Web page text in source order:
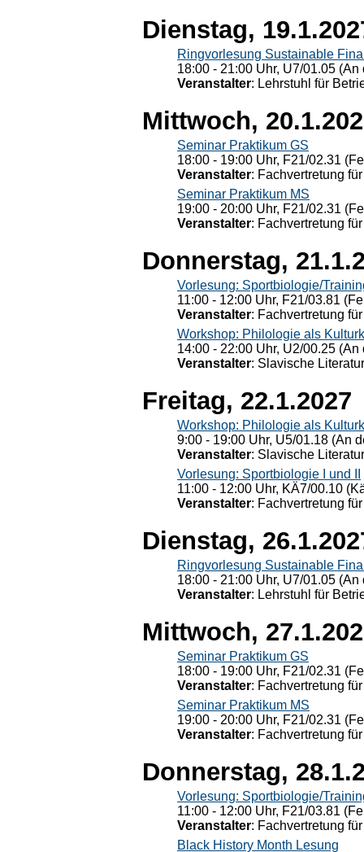
Dienstag,
Ringvorlesung Sustainable
18:00 - 21:00 Uhr, U7/01.05
Veranstalter: Lehrstuhl für
Mittwoch,
Seminar Praktikum GS
18:00 - 19:00 Uhr, F21/02.31
Veranstalter: Fachvertretung
Seminar Praktikum MS
19:00 - 20:00 Uhr, F21/02.31
Veranstalter: Fachvertretung
Donnerstag,
Vorlesung: Sportbiologie/
11:00 - 12:00 Uhr, F21/03.81
Veranstalter: Fachvertretung
Workshop: Philologie als
14:00 - 22:00 Uhr, U2/00.25
Veranstalter: Slavische
Freitag, 22.1.2027
Workshop: Philologie als
9:00 - 19:00 Uhr, U5/01.18 (An
Veranstalter: Slavische
Vorlesung: Sportbiologie I und II
11:00 - 12:00 Uhr, KÄ7/00.10
Veranstalter: Fachvertretung
Dienstag,
Ringvorlesung Sustainable
18:00 - 21:00 Uhr, U7/01.05
Veranstalter: Lehrstuhl für
Mittwoch,
Seminar Praktikum GS
18:00 - 19:00 Uhr, F21/02.31
Veranstalter: Fachvertretung
Seminar Praktikum MS
19:00 - 20:00 Uhr, F21/02.31
Veranstalter: Fachvertretung
Donnerstag,
Vorlesung: Sportbiologie/
11:00 - 12:00 Uhr, F21/03.81
Veranstalter: Fachvertretung
Black History Month Lesung